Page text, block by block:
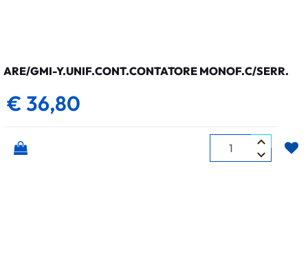
ARE/GMI-Y.UNIF.CONT.CONTATORE MONOF.C/SERR.
€ 36,80
Quantità